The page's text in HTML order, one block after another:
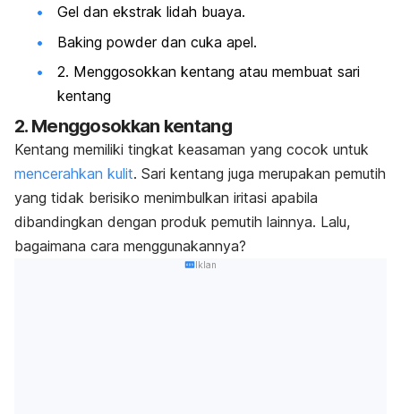
Gel dan ekstrak lidah buaya.
Baking powder dan cuka apel.
2. Menggosokkan kentang atau membuat sari
kentang
2. Menggosokkan kentang
Kentang memiliki tingkat keasaman yang cocok untuk
mencerahkan kulit. Sari kentang juga merupakan pemutih
yang tidak berisiko menimbulkan iritasi apabila
dibandingkan dengan produk pemutih lainnya. Lalu,
bagaimana cara menggunakannya?
Iklan